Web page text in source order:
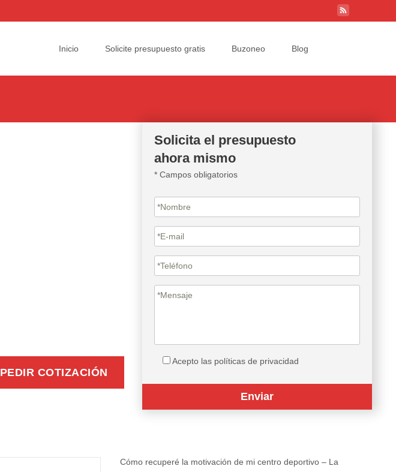
Inicio Solicite presupuesto gratis Buzoneo Blog
PEDIR COTIZACIÓN
Solicita el presupuesto
ahora mismo
* Campos obligatorios
Acepto las políticas de privacidad
Cómo recuperé la motivación de mi centro deportivo – La